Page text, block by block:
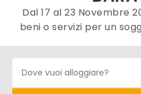
Dal 17 al 23 Novembre
beni o servizi per un